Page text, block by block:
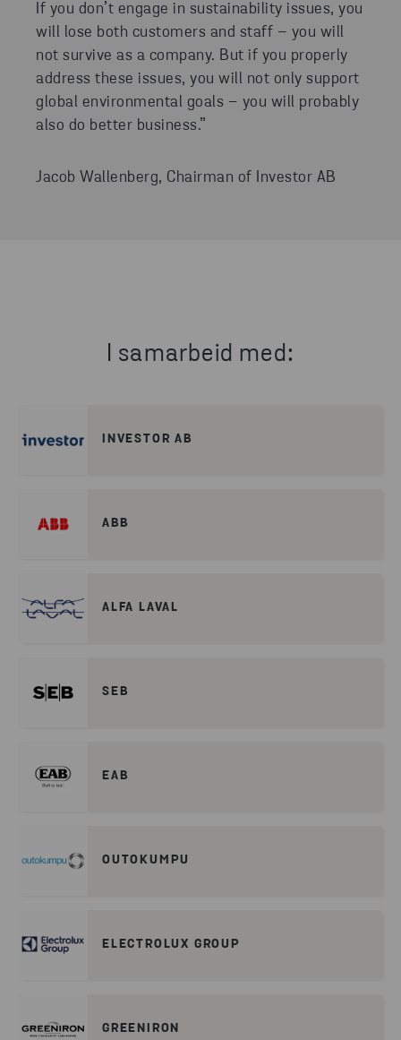
If you don’t engage in sustainability issues, you
will lose both customers and staff – you will
not survive as a company. But if you properly
address these issues, you will not only support
global environmental goals – you will probably
also do better business.”
Jacob Wallenberg, Chairman of Investor AB
I samarbeid med:
INVESTOR AB
ABB
ALFA LAVAL
SEB
EAB
OUTOKUMPU
ELECTROLUX GROUP
GREENIRON